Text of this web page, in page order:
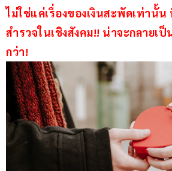
ไม่ใช่แค่เรื่องของเงินสะพัดเท่านั้
สำรวจในเชิงสังคม!! น่าจะกลายเ
กว่า!